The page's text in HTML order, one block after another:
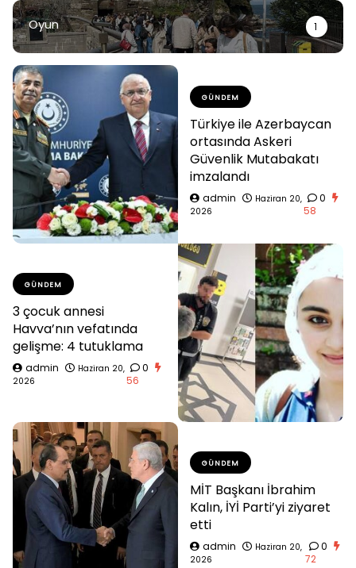
Oyun 1
GÜNDEM
Türkiye ile Azerbaycan
ortasında Askeri
Güvenlik Mutabakatı
imzalandı
admin
Haziran 20,
2026
0
58
GÜNDEM
3 çocuk annesi
Havva’nın vefatında
gelişme: 4 tutuklama
admin
Haziran 20,
2026
0
56
GÜNDEM
MİT Başkanı İbrahim
Kalın, İYİ Parti’yi ziyaret
etti
admin
Haziran 20,
2026
0
72